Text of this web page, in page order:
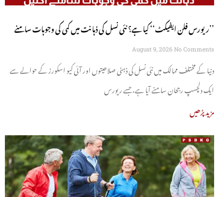
’’ریورس فلن ایفیکٹ‘‘ کیا ہے؟ نئی نسل کی ذہانت میں کمی کی وجوہات سامنے
آگئیں
August 9, 2026 No Comments
دنیا کے مختلف ممالک میں نئی نسل کی ذہنی صلاحیتوں اور آئی کیو اسکورز کے حوالے سے
ایک دلچسپ رجحان سامنے آیا ہے، جسے ریورس
مزید پڑھیں